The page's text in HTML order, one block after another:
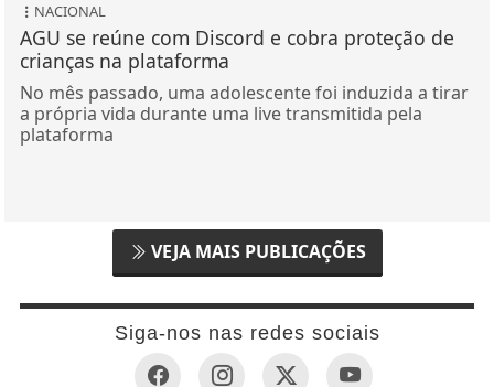
NACIONAL
AGU se reúne com Discord e cobra proteção de
crianças na plataforma
No mês passado, uma adolescente foi induzida a tirar
a própria vida durante uma live transmitida pela
plataforma
VEJA MAIS PUBLICAÇÕES
Siga-nos nas redes sociais